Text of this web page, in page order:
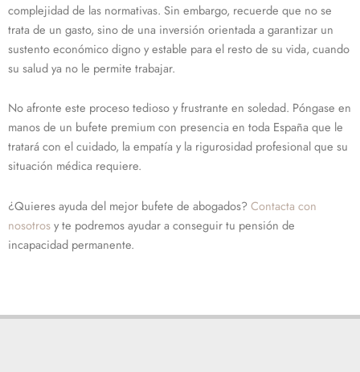
complejidad de las normativas. Sin embargo, recuerde que no se
trata de un gasto, sino de una inversión orientada a garantizar un
sustento económico digno y estable para el resto de su vida, cuando
su salud ya no le permite trabajar.
No afronte este proceso tedioso y frustrante en soledad. Póngase en
manos de un bufete premium con presencia en toda España que le
tratará con el cuidado, la empatía y la rigurosidad profesional que su
situación médica requiere.
¿Quieres ayuda del mejor bufete de abogados?Contacta con
nosotrosy te podremos ayudar a conseguir tu pensión de
incapacidad permanente.